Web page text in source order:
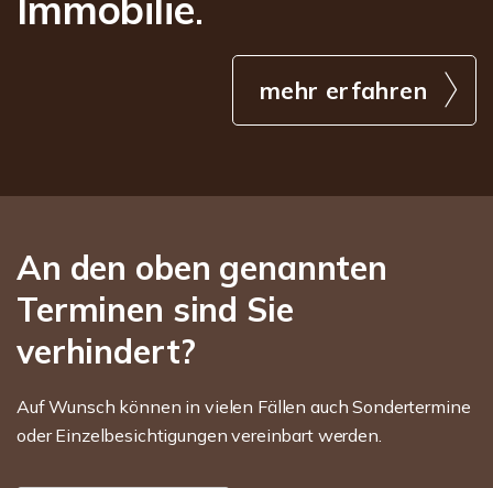
mehr erfahren
An den oben genannten
Terminen sind Sie
verhindert?
Auf Wunsch können in vielen Fällen auch Sondertermine
oder Einzelbesichtigungen vereinbart werden.